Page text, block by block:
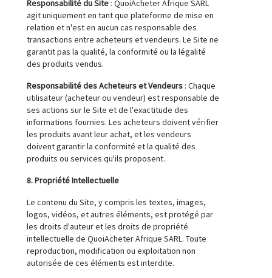
Responsabilité du Site: QuoiAcheter Afrique SARL
agit uniquement en tant que plateforme de mise en
relation et n'est en aucun cas responsable des
transactions entre acheteurs et vendeurs. Le Site ne
garantit pas la qualité, la conformité ou la légalité
des produits vendus.
Responsabilité des Acheteurs et Vendeurs: Chaque
utilisateur (acheteur ou vendeur) est responsable de
ses actions sur le Site et de l'exactitude des
informations fournies. Les acheteurs doivent vérifier
les produits avant leur achat, et les vendeurs
doivent garantir la conformité et la qualité des
produits ou services qu'ils proposent.
8. Propriété Intellectuelle
Le contenu du Site, y compris les textes, images,
logos, vidéos, et autres éléments, est protégé par
les droits d'auteur et les droits de propriété
intellectuelle de QuoiAcheter Afrique SARL. Toute
reproduction, modification ou exploitation non
autorisée de ces éléments est interdite.